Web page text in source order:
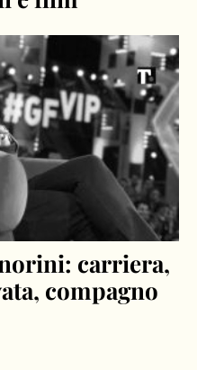
carriera,
compagno